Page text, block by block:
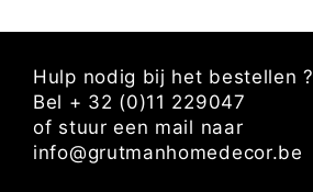
Hulp nodig bij het bestellen ?
Bel + 32 (0)11 229047
of stuur een mail naar
info@grutmanhomedecor.be